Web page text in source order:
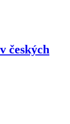
českých